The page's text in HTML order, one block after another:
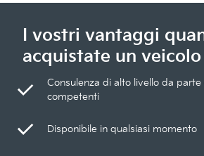
I vostri vantaggi
acquistate un
Consulenza di alto livello da
competenti
Disponibile in qualsiasi momento